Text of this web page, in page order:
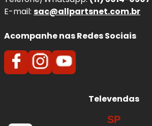
E-mail: sac@allpartsnet.com.br
Acompanhe nas Redes Sociais
Televendas
SP